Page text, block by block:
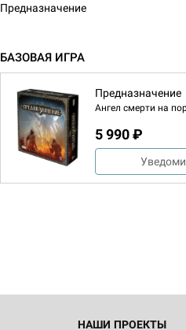
Предназначение
БАЗОВАЯ ИГРА
Предназначение
Ангел смерти на
5 990 ₽
НАШИ ПРОЕКТЫ